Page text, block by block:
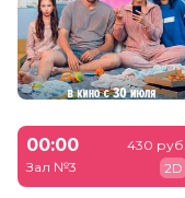
00:00
Зал №3
430 руб.
2D